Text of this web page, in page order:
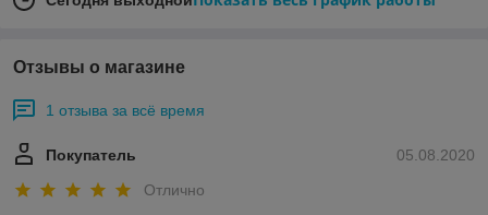
Отзывы о магазине
1 отзыва за всё время
05.08.2020
Покупатель
Отлично